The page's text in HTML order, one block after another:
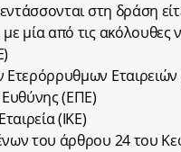
στη δράση
μία από τις ακόλουθες
Ετερόρρυθμων Εταιρειών
Ευθύνης (ΕΠΕ)
(ΙΚΕ)
του άρθρου 24 του